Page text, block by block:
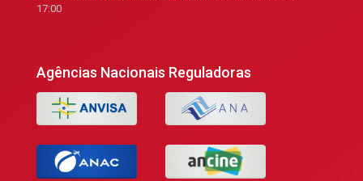
17:00
Agências Nacionais Reguladoras